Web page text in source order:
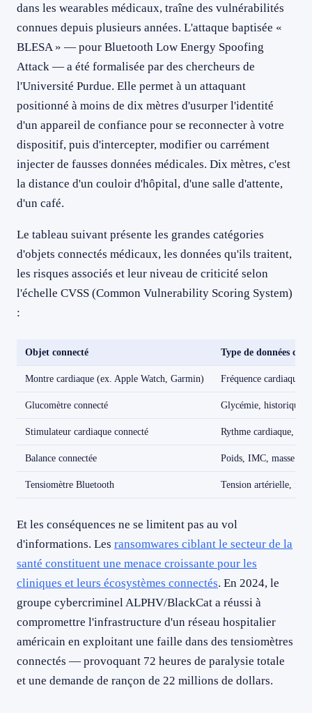
dans les wearables médicaux, traîne des vulnérabilités
connues depuis plusieurs années. L'attaque baptisée «
BLESA » — pour Bluetooth Low Energy Spoofing
Attack — a été formalisée par des chercheurs de
l'Université Purdue. Elle permet à un attaquant
positionné à moins de dix mètres d'usurper l'identité
d'un appareil de confiance pour se reconnecter à votre
dispositif, puis d'intercepter, modifier ou carrément
injecter de fausses données médicales. Dix mètres, c'est
la distance d'un couloir d'hôpital, d'une salle d'attente,
d'un café.
Le tableau suivant présente les grandes catégories
d'objets connectés médicaux, les données qu'ils traitent,
les risques associés et leur niveau de criticité selon
l'échelle CVSS (Common Vulnerability Scoring System)
:
Objet connecté Type de données
Montre cardiaque (ex. Apple Watch, Garmin) Fréquence cardiaque,
Glucomètre connecté Glycémie, historique
Stimulateur cardiaque connecté Rythme cardiaque,
Balance connectée Poids, IMC, masse
Tensiomètre Bluetooth Tension artérielle,
Et les conséquences ne se limitent pas au vol
d'informations. Les ransomwares ciblant le secteur de la
santé constituent une menace croissante pour les
cliniques et leurs écosystèmes connectés. En 2024, le
groupe cybercriminel ALPHV/BlackCat a réussi à
compromettre l'infrastructure d'un réseau hospitalier
américain en exploitant une faille dans des tensiomètres
connectés — provoquant 72 heures de paralysie totale
et une demande de rançon de 22 millions de dollars.